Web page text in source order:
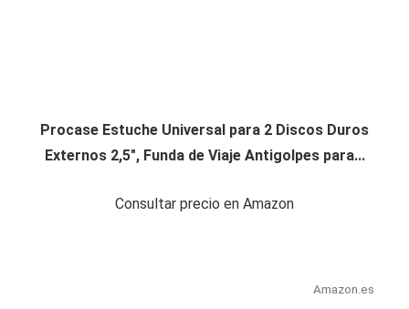
Procase Estuche Universal para 2 Discos Duros
Externos 2,5", Funda de Viaje Antigolpes para...
Consultar precio en Amazon
Amazon.es